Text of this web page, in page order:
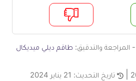
- المراجعة والتدقيق: طاقم ديلي ميديكال
تاريخ التحديث: 21 يناير 2024